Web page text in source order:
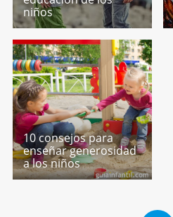
niños
10 consejos para
enseñar generosidad
a los niños